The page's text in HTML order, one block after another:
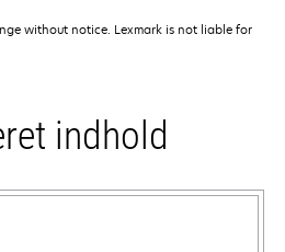
without notice. Lexmark is not liable for
indhold